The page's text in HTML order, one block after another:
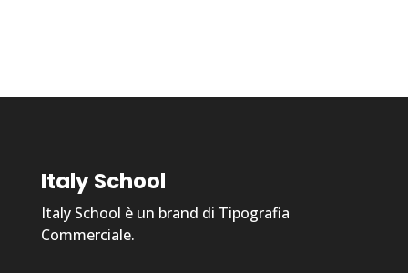
Italy School
Italy School è un brand di Tipografia
Commerciale.